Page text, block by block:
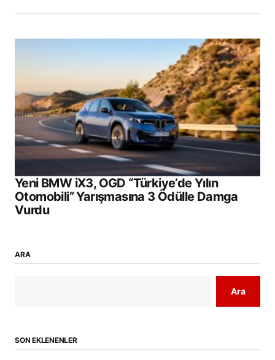
Yeni BMW iX3, OGD “Türkiye’de Yılın
Otomobili” Yarışmasına 3 Ödülle Damga
Vurdu
ARA
Ara
SON EKLENENLER